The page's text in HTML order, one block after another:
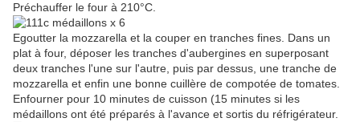
Préchauffer le four à 210°C.
Egoutter la mozzarella et la couper en tranches fines. Dans un
plat à four, déposer les tranches d'aubergines en superposant
deux tranches l'une sur l'autre, puis par dessus, une tranche de
mozzarella et enfin une bonne cuillère de compotée de tomates.
Enfourner pour 10 minutes de cuisson (15 minutes si les
médaillons ont été préparés à l'avance et sortis du réfrigérateur.